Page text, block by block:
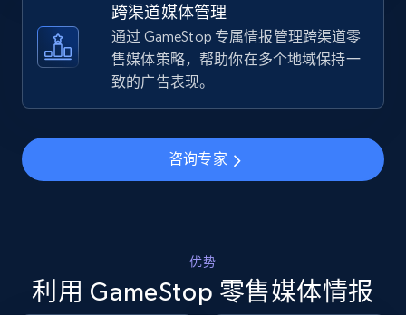
TikTok Shop - Collect TikTok shop products
by keywords search
price, Final price, Discount percent, and more.
TikTok Shop - discover records by shop url
URL, Title, Available, Description, Currency, Initial
跨渠道媒体管理
通过 GameStop 专属情报管理跨渠道零
售媒体策略，帮助你在多个地域保持一
致的广告表现。
咨询专家
优势
利用 GameStop 零售媒体情报